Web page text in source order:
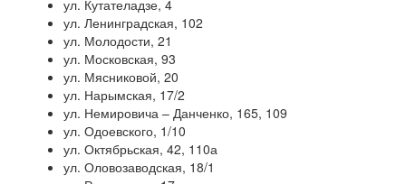
ул. Кутателадзе, 4
ул. Ленинградская, 102
ул. Молодости, 21
ул. Московская, 93
ул. Мясниковой, 20
ул. Нарымская, 17/2
ул. Немировича – Данченко, 165, 109
ул. Одоевского, 1/10
ул. Октябрьская, 42, 110а
ул. Оловозаводская, 18/1